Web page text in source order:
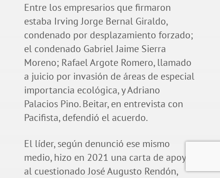
Entre los empresarios que firmaron
estaba Irving Jorge Bernal Giraldo,
condenado por desplazamiento forzado;
el condenado Gabriel Jaime Sierra
Moreno; Rafael Argote Romero, llamado
a juicio por invasión de áreas de especial
importancia ecológica, y Adriano
Palacios Pino. Beitar, en entrevista con
Pacifista, defendió el acuerdo.
El líder, según denunció ese mismo
medio, hizo en 2021 una carta de apoyo
al cuestionado José Augusto Rendón,